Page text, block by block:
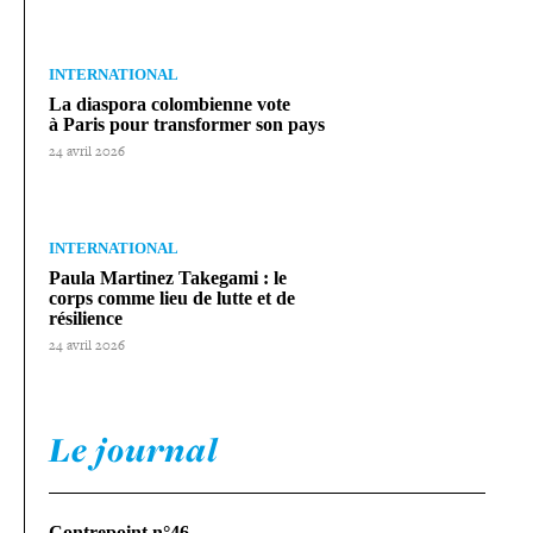
INTERNATIONAL
La diaspora colom­bienne vote
à Paris pour trans­for­mer son pays
24 avril 2026
INTERNATIONAL
Paula Martinez Takegami : le
corps comme lieu de lutte et de
résilience
24 avril 2026
Le journal